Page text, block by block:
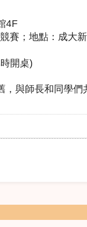
4F
賽；地點：成大
開桌)
與師長和同學們